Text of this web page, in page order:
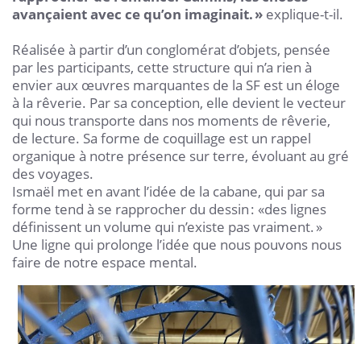
avançaient avec ce qu’on imaginait. » explique-t-il.
Réalisée à partir d’un conglomérat d’objets, pensée
par les participants, cette structure qui n’a rien à
envier aux œuvres marquantes de la SF est un éloge
à la rêverie. Par sa conception, elle devient le vecteur
qui nous transporte dans nos moments de rêverie,
de lecture. Sa forme de coquillage est un rappel
organique à notre présence sur terre, évoluant au gré
des voyages.
Ismaël met en avant l’idée de la cabane, qui par sa
forme tend à se rapprocher du dessin : «des lignes
définissent un volume qui n’existe pas vraiment. »
Une ligne qui prolonge l’idée que nous pouvons nous
faire de notre espace mental.